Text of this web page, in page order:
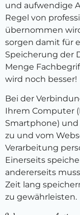
und aufwendige
Regel von
übernommen
sorgen damit für
Speicherung der
Menge
wird noch besser!
Bei der
Ihrem Computer
Smartphone)
zu und vom
Verarbeitung
Einerseits
andererseits
Zeit lang
zu gewährleisten.